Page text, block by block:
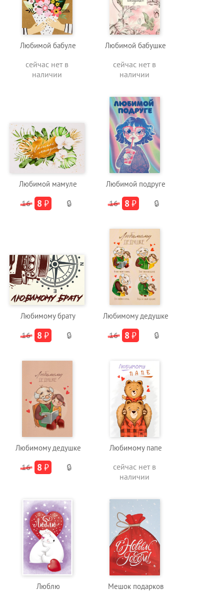
Любимой бабуле
сейчас нет в
наличии
Любимой бабушке
сейчас нет в
наличии
Любимой мамуле
16 8 ₽ 🔒
Любимой подруге
16 8 ₽ 🔒
Любимому брату
16 8 ₽ 🔒
Любимому дедушке
16 8 ₽ 🔒
Любимому дедушке
16 8 ₽ 🔒
Любимому папе
сейчас нет в
наличии
Люблю Мешок подарков